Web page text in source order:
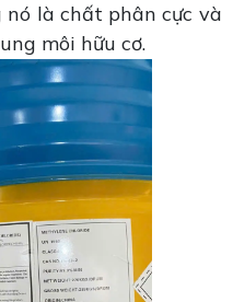
là chất phân cực và
môi hữu cơ.